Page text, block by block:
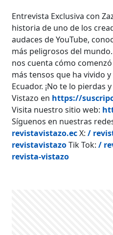
Entrevista Exclusiva con
historia de uno de los
audaces de YouTube,
más peligrosos del
nos cuenta cómo
más tensos que ha vivido
Ecuador. ¡No te lo pierdas
Vistazo en https://
Visita nuestro sitio web:
Síguenos en nuestras
revistavistazo.ecX:/
revistavistazoTik Tok:/
revista-vistazo